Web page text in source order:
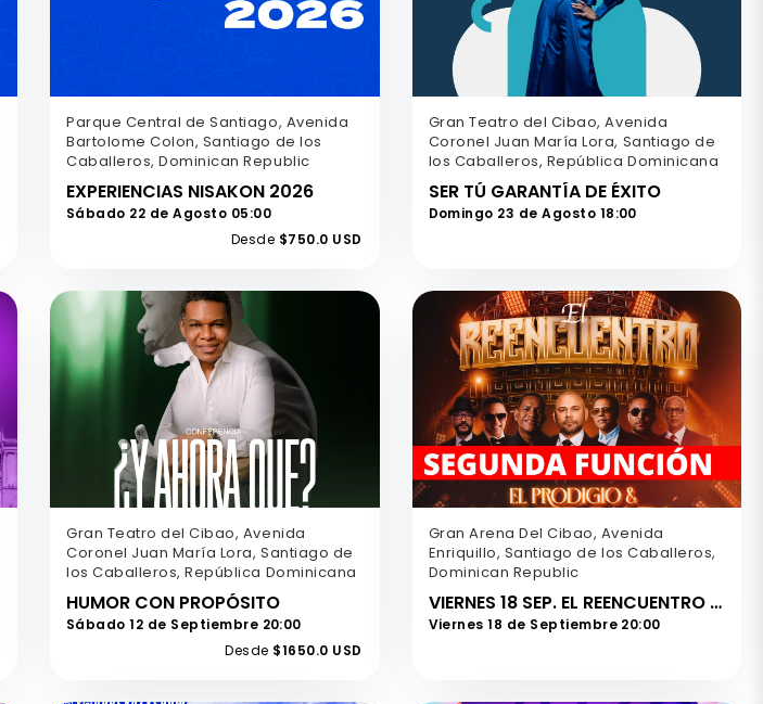
Parque Central de Santiago, Avenida
Bartolome Colon, Santiago de los
Caballeros, Dominican Republic
EXPERIENCIAS NISAKON 2026
Sábado 22 de Agosto 05:00
Desde $750.0 USD
Gran Teatro del Cibao, Avenida
Coronel Juan María Lora, Santiago de
los Caballeros, República Dominicana
SER TÚ GARANTÍA DE ÉXITO
Domingo 23 de Agosto 18:00
Gran Teatro del Cibao, Avenida
Coronel Juan María Lora, Santiago de
los Caballeros, República Dominicana
HUMOR CON PROPÓSITO
Sábado 12 de Septiembre 20:00
Desde $1650.0 USD
Gran Arena Del Cibao, Avenida
Enriquillo, Santiago de los Caballeros,
Dominican Republic
VIERNES 18 SEP. EL REENCUENTRO EL PRODIGIO & LA SUPER BANDA
Viernes 18 de Septiembre 20:00